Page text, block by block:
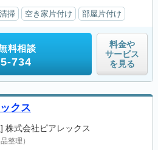
掃 空き家片付け 部屋片付け
料相談
734
料金や
サービス
を見る
クス
株式会社ピアレックス
整理）